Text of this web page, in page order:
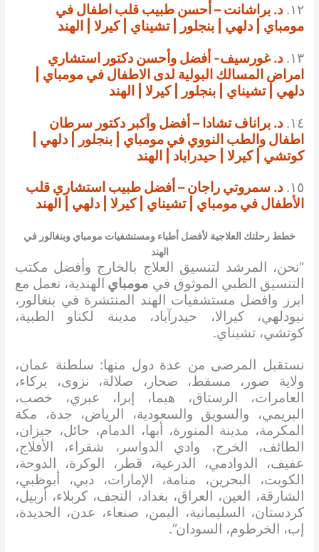
١٢. د. براشانت – أحسن طبيب قلب اطفال في
مومباي | دلهي | بنجلور | تشيناي | كيرلا | الهند
١٣. د. غورسيف- أفضل وأحسن دكتور استشاري
امراض المسالك البولية لدى الاطفال في مومباي |
دلهي | تشيناي | بنجلور | كيرلا | الهند
١٤. د. براناف تشادا – أفضل وأكبر دكتور سرطان
اطفال والطب النووي في مومباي | بنجلور | دلهي |
كوتشي | كيرلا | حيدراباد | الهند
١٥. د. سمروتي راجان – أفضل طبيب استشاري قلب
الأطفال في مومباي | تشيناي | كيرلا | دلهي | الهند
خطط رحلتك العلاجية لأفضل أطباء ومستشفيات مومباي وبنغالور في
الهند
“نحن، المرشد لتنسيق العلاج بالخارج وأفضل مكتب
التنسيق الطبي الموثوق في مومباي الهندية، نعمل مع
ابرز وافضل مستشفيات الهند المنتشرة في بنغالور،
نيودلهي، كيرالا، حيدرآباد، مدينة لكناو الطبية،
كوتشي، تشيناي.
نستقبل المرضى من عدة دول منها: سلطنة عمان،
ولاية صور، مسقط، صحار، صلالة، نزوى، بركاء،
العامرات، الرستاق، هيما، إبرا، عبري، خصب،
البريمي، والسويق والسعودية، الرياض، جدة، مكة
المكرمة، مدينة المنورة، أبها، الدمام، حائل، جيزان،
الطائف، الخرج، وادي الدواسر، شقراء، الأفلاج،
عفيف، الدوادمي، الدرعية، قطر، الوكرة، الدوحة،
الكويت، البحرين، منامة، الإمارات، دبي، أبوظبي،
الشارقة، العين، العراق، بغداد، النجف، كربلاء، أربيل،
كردستان، السليمانية، اليمن، صنعاء، عدن، الحديدة،
إب، الخرطوم، السودان”.